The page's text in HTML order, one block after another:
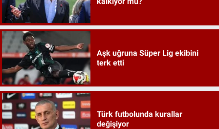
Aşk uğruna Süper Lig ekibini
terk etti
Türk futbolunda kurallar
değişiyor